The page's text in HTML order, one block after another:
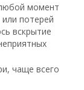
момент
потерей
вскрытие
чаще всего